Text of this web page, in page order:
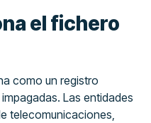
el fichero
como un registro
Las entidades
telecomunicaciones,